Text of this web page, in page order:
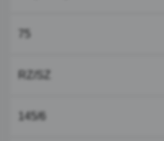
75
RZ/SZ
145/6